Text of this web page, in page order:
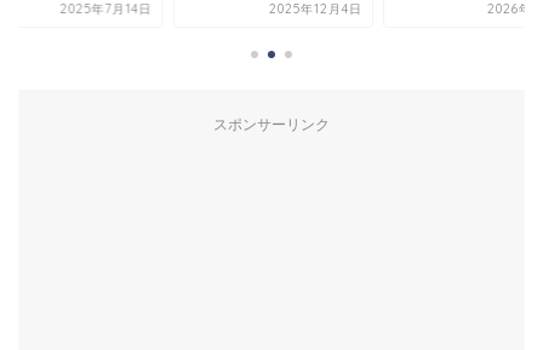
2025年7月14日 2025年12月4日 2026年1
スポンサーリンク